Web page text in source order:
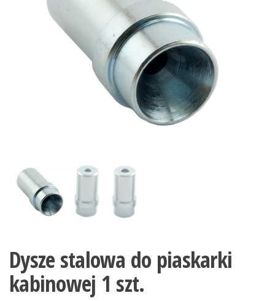
Dysze stalowa do piaskarki
kabinowej 1 szt.